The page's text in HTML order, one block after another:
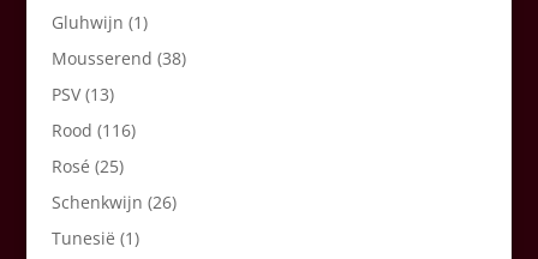
Gluhwijn (1)
Mousserend (38)
PSV (13)
Rood (116)
Rosé (25)
Schenkwijn (26)
Tunesië (1)